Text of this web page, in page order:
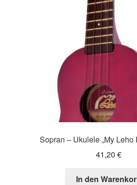
Sopran – Ukulele „My Leho
41,20 €
In den